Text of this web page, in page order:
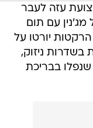
עזה לעבר
עם תום
יורטו על
בשדרות ניזוק,
בבריכת